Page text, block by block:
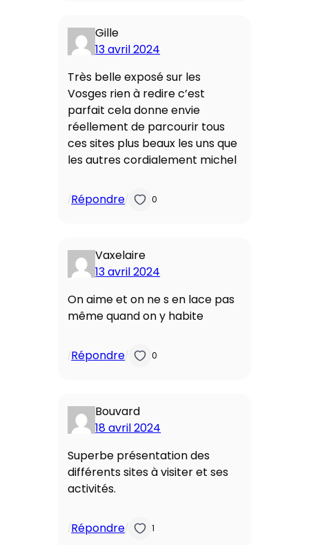
Gille
13 avril 2024
Très belle exposé sur les
Vosges rien à redire c’est
parfait cela donne envie
réellement de parcourir tous
ces sites plus beaux les uns que
les autres cordialement michel
/Répondre/ 0
Vaxelaire
13 avril 2024
On aime et on ne s en lace pas
même quand on y habite
/Répondre/ 0
Bouvard
18 avril 2024
Superbe présentation des
différents sites à visiter et ses
activités.
/Répondre/ 1